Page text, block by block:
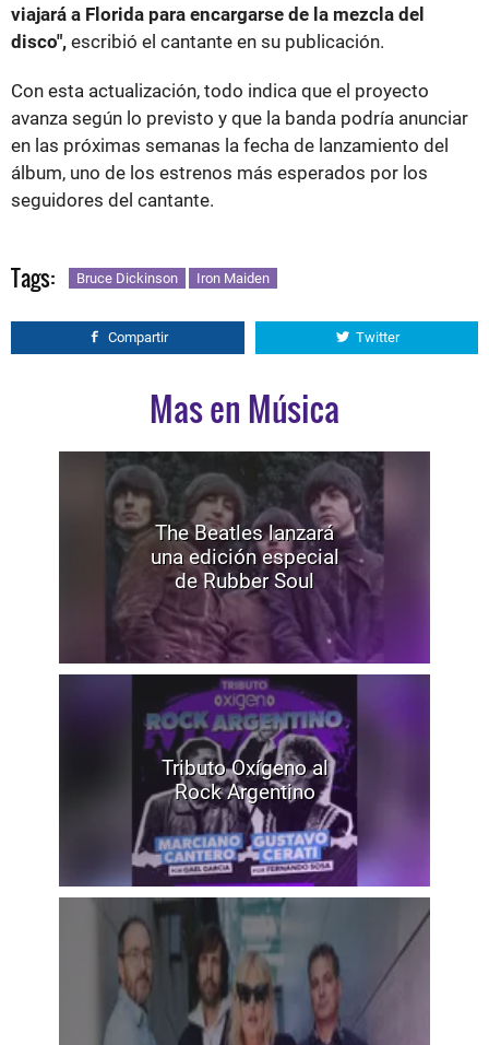
viajará a Florida para encargarse de la mezcla del
disco", escribió el cantante en su publicación.
Con esta actualización, todo indica que el proyecto
avanza según lo previsto y que la banda podría anunciar
en las próximas semanas la fecha de lanzamiento del
álbum, uno de los estrenos más esperados por los
seguidores del cantante.
Tags: Bruce Dickinson Iron Maiden
Compartir Twitter
Mas en Música
The Beatles lanzará
una edición especial
de Rubber Soul
Tributo Oxígeno al
Rock Argentino